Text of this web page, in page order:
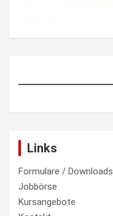
Links
Formulare / Downloads
Jobbörse
Kursangebote